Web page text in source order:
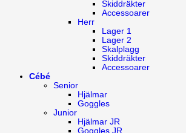
Skiddräkter
Accessoarer
Herr
Lager 1
Lager 2
Skalplagg
Skiddräkter
Accessoarer
Cébé
Senior
Hjälmar
Goggles
Junior
Hjälmar JR
Goggles JR